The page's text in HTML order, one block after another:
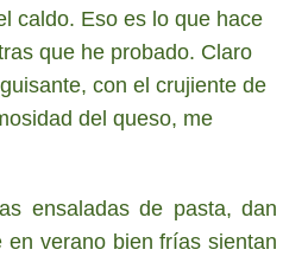
caldo. Eso es lo que hace
que he probado. Claro
con el crujiente de
del queso, me
ensaladas de pasta, dan
en verano bien frías sientan